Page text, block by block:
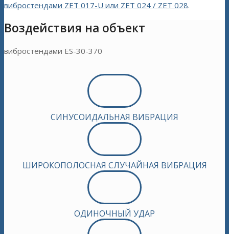
вибростендами ZET 017-U или ZET 024 / ZET 028.
Воздействия на объект
вибростендами ES-30-370
СИНУСОИДАЛЬНАЯ ВИБРАЦИЯ
ШИРОКОПОЛОСНАЯ СЛУЧАЙНАЯ ВИБРАЦИЯ
ОДИНОЧНЫЙ УДАР